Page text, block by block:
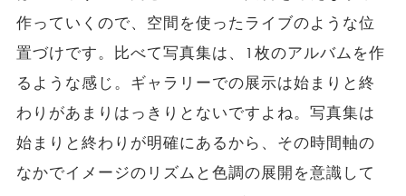
作っていくので、空間を使ったライブのような位
置づけです。比べて写真集は、1枚のアルバムを作
るような感じ。ギャラリーでの展示は始まりと終
わりがあまりはっきりとないですよね。写真集は
始まりと終わりが明確にあるから、その時間軸の
なかでイメージのリズムと色調の展開を意識して